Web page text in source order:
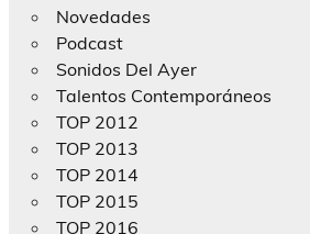
Novedades
Podcast
Sonidos Del Ayer
Talentos Contemporáneos
TOP 2012
TOP 2013
TOP 2014
TOP 2015
TOP 2016